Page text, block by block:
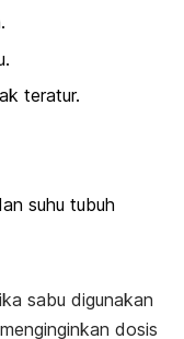
teratur.
suhu tubuh
sabu digunakan
dosis